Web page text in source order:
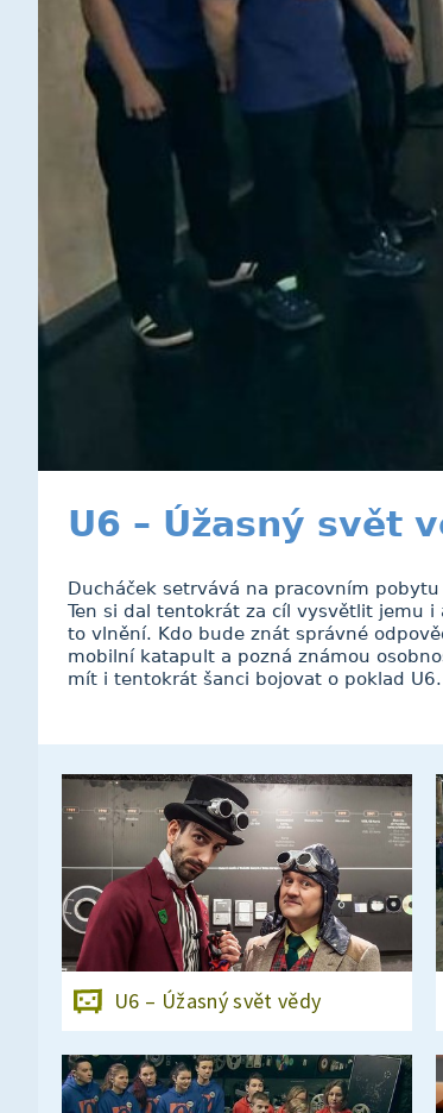
U6 – Úžasný svět
Ducháček setrvává na pracovním
Ten si dal tentokrát za cíl vysvětlit jemu
to vlnění. Kdo bude znát správné
mobilní katapult a pozná známou
mít i tentokrát šanci bojovat o poklad U6.
U6 – Úžasný svět vědy